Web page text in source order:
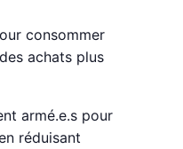
consommer
achats plus
armé.e.s pour
réduisant